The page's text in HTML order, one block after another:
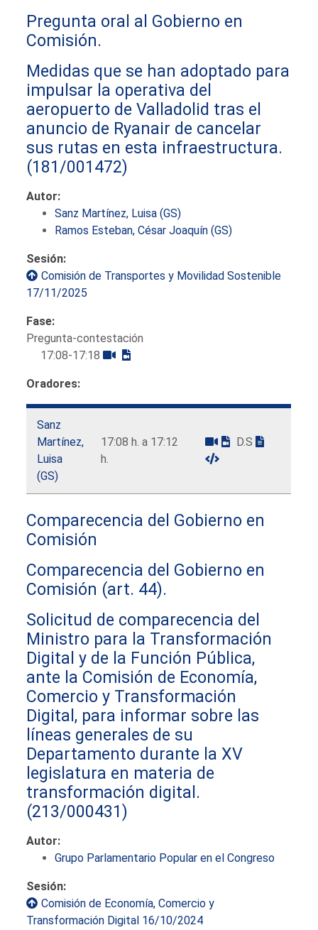
Pregunta oral al Gobierno en
Comisión.
Medidas que se han adoptado para
impulsar la operativa del
aeropuerto de Valladolid tras el
anuncio de Ryanair de cancelar
sus rutas en esta infraestructura.
(181/001472)
Autor:
Sanz Martínez, Luisa (GS)
Ramos Esteban, César Joaquín (GS)
Sesión:
Comisión de Transportes y Movilidad Sostenible
17/11/2025
Fase:
Pregunta-contestación
17:08-17:18
Oradores:
Sanz
Martínez,
Luisa
(GS)
17:08 h. a 17:12
h.
D.S
Comparecencia del Gobierno en
Comisión
Comparecencia del Gobierno en
Comisión (art. 44).
Solicitud de comparecencia del
Ministro para la Transformación
Digital y de la Función Pública,
ante la Comisión de Economía,
Comercio y Transformación
Digital, para informar sobre las
líneas generales de su
Departamento durante la XV
legislatura en materia de
transformación digital.
(213/000431)
Autor:
Grupo Parlamentario Popular en el Congreso
Sesión:
Comisión de Economía, Comercio y
Transformación Digital 16/10/2024